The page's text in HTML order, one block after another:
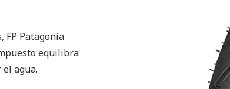
FP Patagonia
equilibra
agua.